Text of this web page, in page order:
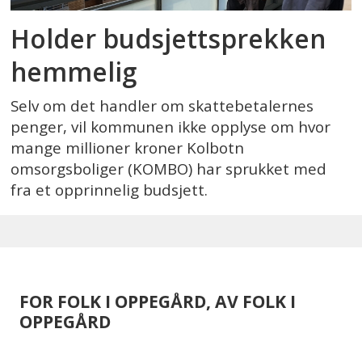
Holder budsjettsprekken
hemmelig
Selv om det handler om skattebetalernes
penger, vil kommunen ikke opplyse om hvor
mange millioner kroner Kolbotn
omsorgsboliger (KOMBO) har sprukket med
fra et opprinnelig budsjett.
FOR FOLK I OPPEGÅRD, AV FOLK I
OPPEGÅRD